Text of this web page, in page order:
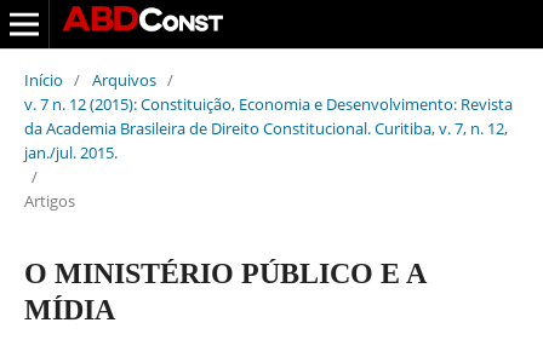
Início / Arquivos /
v. 7 n. 12 (2015): Constituição, Economia e Desenvolvimento: Revista
da Academia Brasileira de Direito Constitucional. Curitiba, v. 7, n. 12,
jan./jul. 2015.
/
Artigos
O MINISTÉRIO PÚBLICO E A
MÍDIA